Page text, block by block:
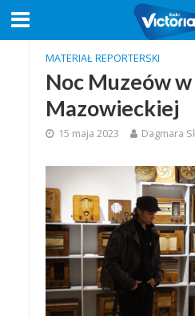
MATERIAŁ REPORTERSKI
Noc Muzeów
Mazowieckiej
15 maja 2023 Dagmara